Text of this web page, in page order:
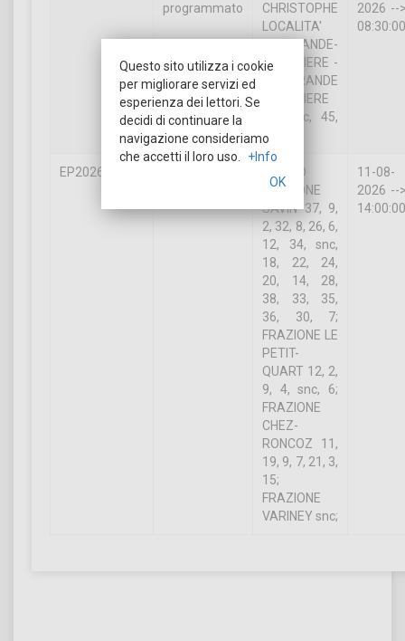
programmato
CHRISTOPHE
LOCALITA'
LA GRANDE-
CHARRIERE -
RUE GRANDE
CHARRIERE
51, snc, 45,
43, 41;
2026 --
08:30:00
EP20260023
GIGNOD
FRAZIONE
SAVIN 37, 9,
2, 32, 8, 26, 6,
12, 34, snc,
18, 22, 24,
20, 14, 28,
38, 33, 35,
36, 30, 7;
FRAZIONE LE
PETIT-
QUART 12, 2,
9, 4, snc, 6;
FRAZIONE
CHEZ-
RONCOZ 11,
19, 9, 7, 21, 3,
15;
FRAZIONE
VARINEY snc;
11-08-
2026 --
14:00:00
Questo sito utilizza i cookie
per migliorare servizi ed
esperienza dei lettori. Se
decidi di continuare la
navigazione consideriamo
che accetti il loro uso.
+Info
OK